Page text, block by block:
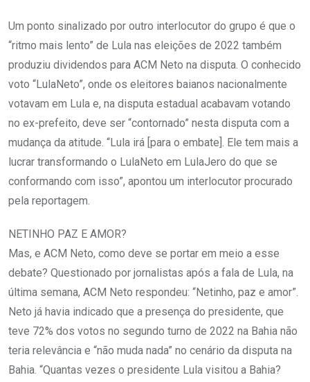
Um ponto sinalizado por outro interlocutor do grupo é que o
“ritmo mais lento” de Lula nas eleições de 2022 também
produziu dividendos para ACM Neto na disputa. O conhecido
voto “LulaNeto”, onde os eleitores baianos nacionalmente
votavam em Lula e, na disputa estadual acabavam votando
no ex-prefeito, deve ser “contornado” nesta disputa com a
mudança da atitude. “Lula irá [para o embate]. Ele tem mais a
lucrar transformando o LulaNeto em LulaJero do que se
conformando com isso”, apontou um interlocutor procurado
pela reportagem.
NETINHO PAZ E AMOR?
Mas, e ACM Neto, como deve se portar em meio a esse
debate? Questionado por jornalistas após a fala de Lula, na
última semana, ACM Neto respondeu: “Netinho, paz e amor”.
Neto já havia indicado que a presença do presidente, que
teve 72% dos votos no segundo turno de 2022 na Bahia não
teria relevância e “não muda nada” no cenário da disputa na
Bahia. “Quantas vezes o presidente Lula visitou a Bahia?